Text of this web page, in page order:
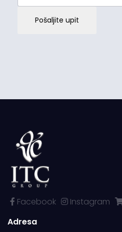
Pošaljite upit
Facebook Instagram
Adresa